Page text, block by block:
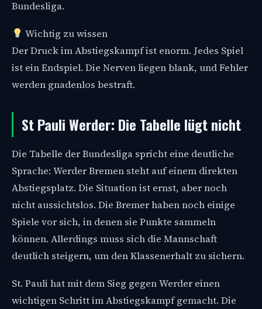
Bundesliga.
Wichtig zu wissen
Der Druck im Abstiegskampf ist enorm. Jedes Spiel
ist ein Endspiel. Die Nerven liegen blank, und Fehler
werden gnadenlos bestraft.
St Pauli Werder: Die Tabelle lügt nicht
Die Tabelle der Bundesliga spricht eine deutliche
Sprache: Werder Bremen steht auf einem direkten
Abstiegsplatz. Die Situation ist ernst, aber noch
nicht aussichtslos. Die Bremer haben noch einige
Spiele vor sich, in denen sie Punkte sammeln
können. Allerdings muss sich die Mannschaft
deutlich steigern, um den Klassenerhalt zu sichern.
St. Pauli hat mit dem Sieg gegen Werder einen
wichtigen Schritt im Abstiegskampf gemacht. Die